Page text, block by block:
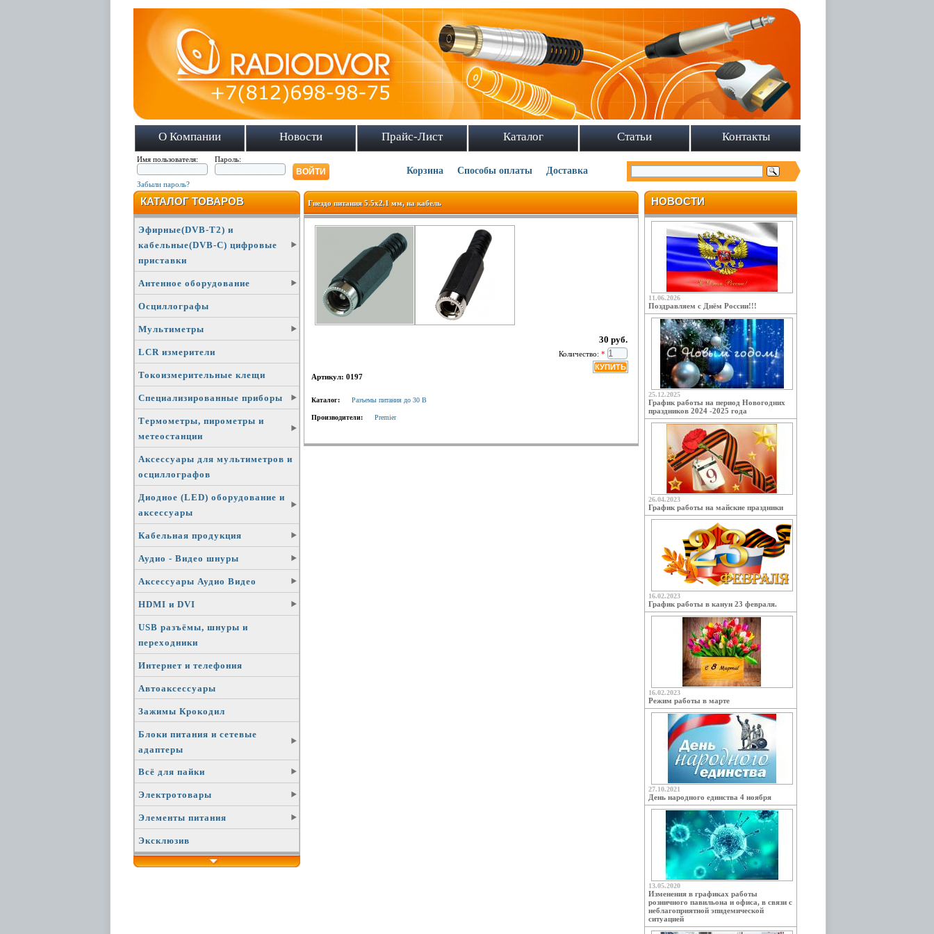
О Компании Новости Прайс-Лист Каталог Статьи Контакты
Имя пользователя: Пароль:
Забыли пароль?
Корзина Способы оплаты Доставка
КАТАЛОГ ТОВАРОВ
Эфирные(DVB-T2) и
кабельные(DVB-C) цифровые
приставки
Антенное оборудование
Осциллографы
Мультиметры
LCR измерители
Токоизмерительные клещи
Специализированные приборы
Термометры, пирометры и
метеостанции
Аксессуары для мультиметров и
осциллографов
Диодное (LED) оборудование и
аксессуары
Кабельная продукция
Аудио - Видео шнуры
Аксессуары Аудио Видео
HDMI и DVI
USB разъёмы, шнуры и
переходники
Интернет и телефония
Автоаксессуары
Зажимы Крокодил
Блоки питания и сетевые
адаптеры
Всё для пайки
Электротовары
Элементы питания
Эксклюзив
НОВОСТИ
11.06.2026
Поздравляем с Днём России!!!
25.12.2025
График работы на период Новогодних
праздников 2024 -2025 года
26.04.2023
График работы на майские праздники
16.02.2023
График работы в канун 23 февраля.
16.02.2023
Режим работы в марте
27.10.2021
День народного единства 4 ноября
13.05.2020
Изменения в графиках работы
розничного павильона и офиса, в связи с
неблагоприятной эпидемической
ситуацией
Гнездо питания 5.5x2.1 мм, на кабель
30 руб.
Количество:*
Артикул: 0197
Каталог: Разъемы питания до 30 В
Производители: Premier